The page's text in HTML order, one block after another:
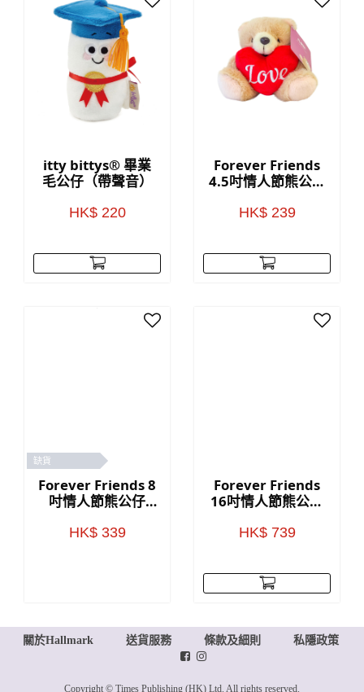
itty bittys® 畢業
毛公仔（帶聲音）
HK$ 220
Forever Friends
4.5吋情人節熊公仔
HK$ 239
缺貨
Forever Friends 8
吋情人節熊公仔
HK$ 339
Forever Friends
16吋情人節熊公仔
HK$ 739
關於Hallmark 送貨服務 條款及細則 私隱政策
Copyright © Times Publishing (HK) Ltd. All rights reserved.